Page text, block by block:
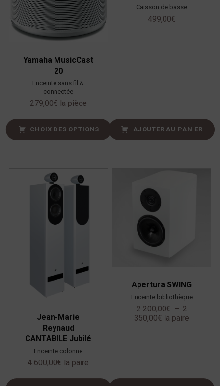
Yamaha MusicCast
20
Enceinte sans fil &
connectée
279,00€ la pièce
CHOIX DES OPTIONS
Caisson de basse
499,00€
AJOUTER AU PANIER
Jean-Marie
Reynaud
CANTABILE Jubilé
Enceinte colonne
4 600,00€ la paire
Apertura SWING
Enceinte bibliothèque
2 200,00€ – 2
350,00€ la paire